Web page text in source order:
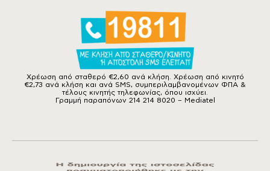
Χρέωση από σταθερό €2,60 ανά κλήση. Χρέωση από κινητό
€2,73 ανά κλήση και ανά SMS, συμπεριλαμβανομένων ΦΠΑ &
τέλους κινητής τηλεφωνίας, όπου ισχύει.
Γραμμή παραπόνων 214 214 8020 – Mediatel